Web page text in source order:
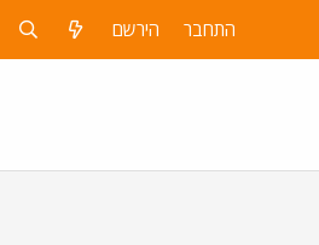
התחבר הירשם